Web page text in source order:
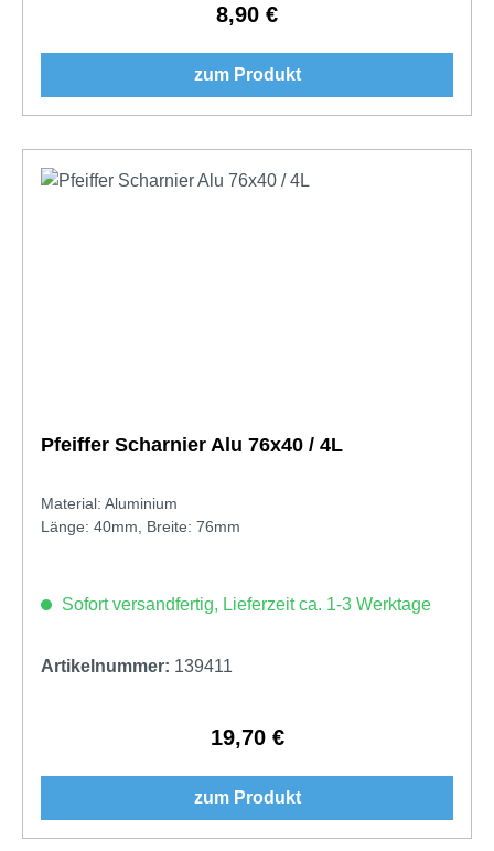
Regulärer Preis:
8,90 €
zum Produkt
Pfeiffer Scharnier Alu 76x40 / 4L
Material: Aluminium
Länge: 40mm, Breite: 76mm
Sofort versandfertig, Lieferzeit ca. 1-3 Werktage
Artikelnummer: 139411
Regulärer Preis:
19,70 €
zum Produkt